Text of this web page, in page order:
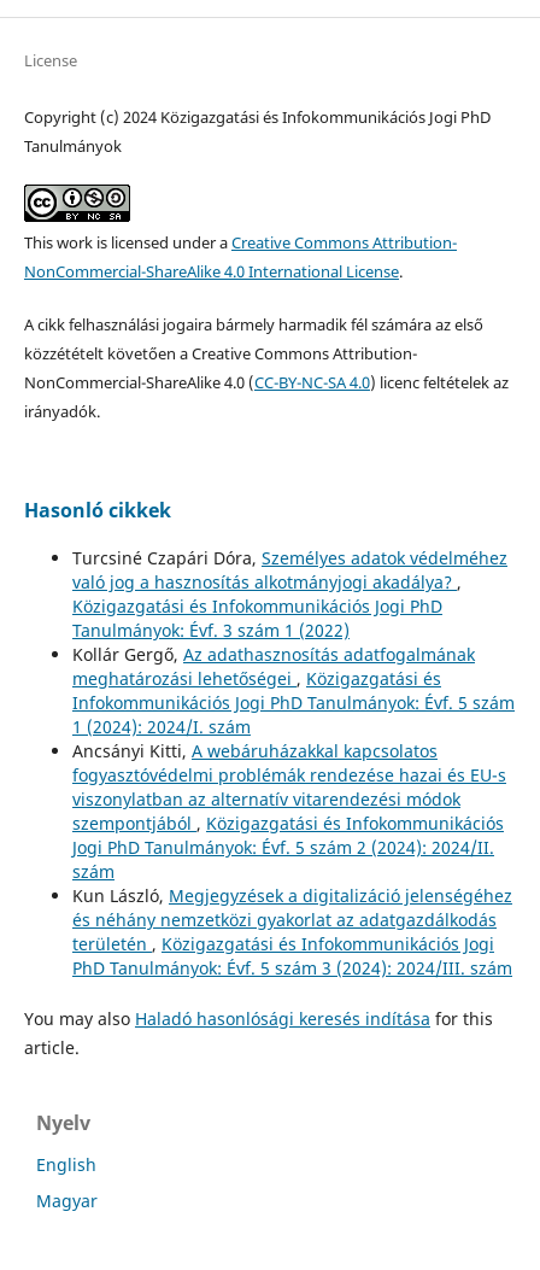
License
Copyright (c) 2024 Közigazgatási és Infokommunikációs Jogi PhD
Tanulmányok
This work is licensed under aCreative Commons Attribution-
NonCommercial-ShareAlike 4.0 International License.
A cikk felhasználási jogaira bármely harmadik fél számára az első
közzétételt követően a Creative Commons Attribution-
NonCommercial-ShareAlike 4.0 (CC-BY-NC-SA 4.0) licenc feltételek az
irányadók.
Hasonló cikkek
Turcsiné Czapári Dóra, Személyes adatok védelméhez
való jog a hasznosítás alkotmányjogi akadálya? ,
Közigazgatási és Infokommunikációs Jogi PhD
Tanulmányok: Évf. 3 szám 1 (2022)
Kollár Gergő, Az adathasznosítás adatfogalmának
meghatározási lehetőségei , Közigazgatási és
Infokommunikációs Jogi PhD Tanulmányok: Évf. 5 szám
1 (2024): 2024/I. szám
Ancsányi Kitti, A webáruházakkal kapcsolatos
fogyasztóvédelmi problémák rendezése hazai és EU-s
viszonylatban az alternatív vitarendezési módok
szempontjából , Közigazgatási és Infokommunikációs
Jogi PhD Tanulmányok: Évf. 5 szám 2 (2024): 2024/II.
szám
Kun László, Megjegyzések a digitalizáció jelenségéhez
és néhány nemzetközi gyakorlat az adatgazdálkodás
területén , Közigazgatási és Infokommunikációs Jogi
PhD Tanulmányok: Évf. 5 szám 3 (2024): 2024/III. szám
You may also Haladó hasonlósági keresés indítása for this
article.
Nyelv
English
Magyar